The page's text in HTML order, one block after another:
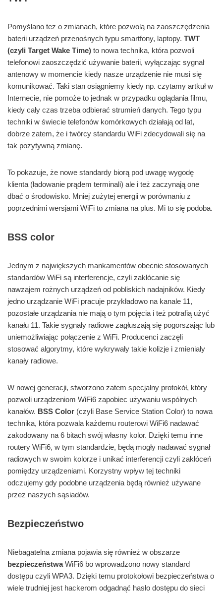
Pomyślano tez o zmianach, które pozwolą na zaoszczędzenia
baterii urządzeń przenośnych typu smartfony, laptopy. TWT
(czyli Target Wake Time) to nowa technika, która pozwoli
telefonowi zaoszczędzić używanie baterii, wyłączając sygnał
antenowy w momencie kiedy nasze urządzenie nie musi się
komunikować. Taki stan osiągniemy kiedy np. czytamy artkuł w
Internecie, nie pomoże to jednak w przypadku oglądania filmu,
kiedy cały czas trzeba odbierać strumień danych. Tego typu
techniki w świecie telefonów komórkowych działają od lat,
dobrze zatem, że i twórcy standardu WiFi zdecydowali się na
tak pozytywną zmianę.
To pokazuje, że nowe standardy biorą pod uwagę wygodę
klienta (ładowanie prądem terminali) ale i też zaczynają one
dbać o środowisko. Mniej zużytej energii w porównaniu z
poprzednimi wersjami WiFi to zmiana na plus. Mi to się podoba.
BSS color
Jednym z największych mankamentów obecnie stosowanych
standardów WiFi są interferencje, czyli zakłócanie się
nawzajem rożnych urządzeń od pobliskich nadajników. Kiedy
jedno urządzanie WiFi pracuje przykładowo na kanale 11,
pozostałe urządzania nie mają o tym pojęcia i też potrafią użyć
kanału 11. Takie sygnały radiowe zagłuszają się pogorszając lub
uniemożliwiając połączenie z WiFi. Producenci zaczęli
stosować algorytmy, które wykrywały takie kolizje i zmieniały
kanały radiowe.
W nowej generacji, stworzono zatem specjalny protokół, który
pozwoli urządzeniom WiFi6 zapobiec używaniu wspólnych
kanałów. BSS Color (czyli Base Service Station Color) to nowa
technika, która pozwala każdemu routerowi WiFi6 nadawać
zakodowany na 6 bitach swój własny kolor. Dzięki temu inne
routery WiFi6, w tym standardzie, będą mogły nadawać sygnał
radiowych w swoim kolorze i unikać interferencji czyli zakłóceń
pomiędzy urządzeniami. Korzystny wpływ tej techniki
odczujemy gdy podobne urządzenia będą również używane
przez naszych sąsiadów.
Bezpieczeństwo
Niebagatelna zmiana pojawia się również w obszarze
bezpieczeństwaWiFi6 bo wprowadzono nowy standard
dostępu czyli WPA3. Dzięki temu protokołowi bezpieczeństwa o
wiele trudniej jest hackerom odgadnąć hasło dostępu do sieci